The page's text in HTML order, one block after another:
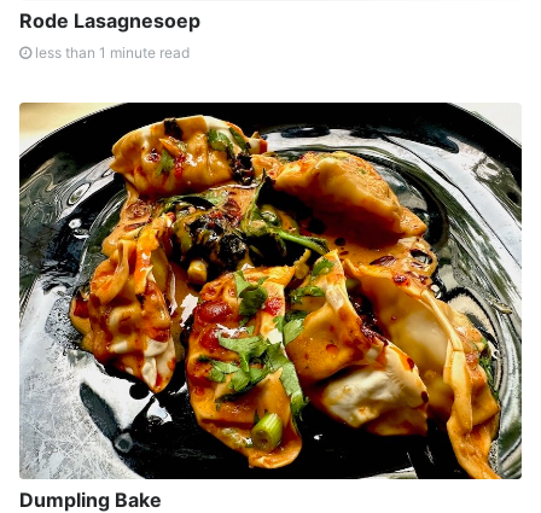
Rode Lasagnesoep
less than 1 minute read
Dumpling Bake